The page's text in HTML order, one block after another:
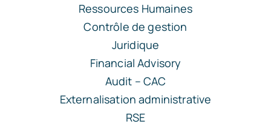
Ressources Humaines
Contrôle de gestion
Juridique
Financial Advisory
Audit – CAC
Externalisation administrative
RSE